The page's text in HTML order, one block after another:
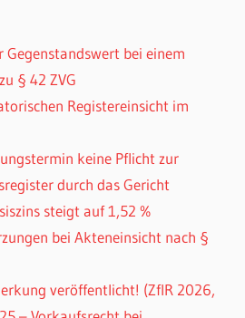
Gegenstandswert bei einem
§ 42 ZVG
Registereinsicht im
keine Pflicht zur
durch das Gericht
steigt auf 1,52 %
bei Akteneinsicht nach §
veröffentlicht! (ZfIR 2026,